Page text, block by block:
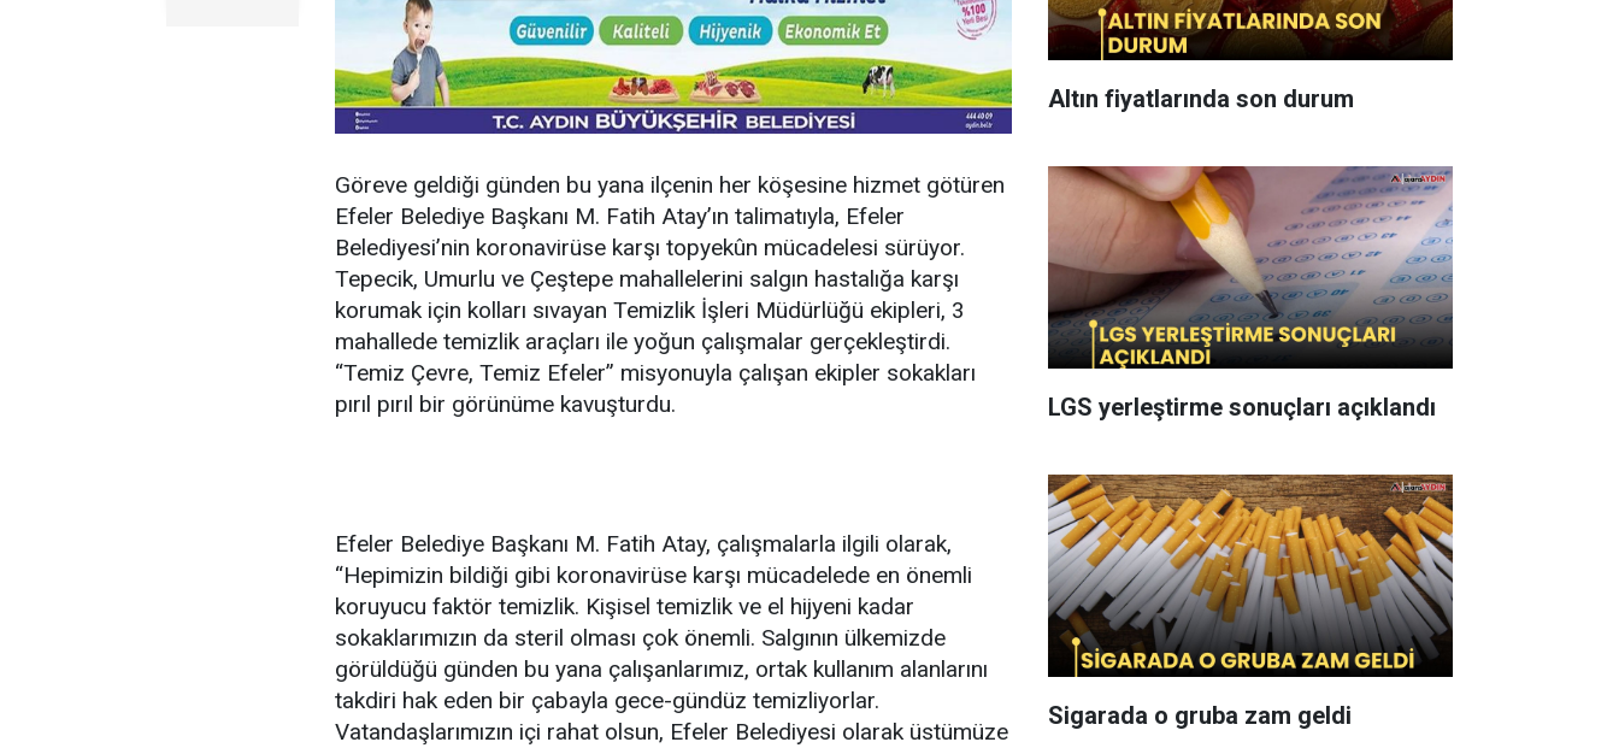
Göreve geldiği günden bu yana ilçenin her köşesine hizmet götüren
Efeler Belediye Başkanı M. Fatih Atay’ın talimatıyla, Efeler
Belediyesi’nin koronavirüse karşı topyekûn mücadelesi sürüyor.
Tepecik, Umurlu ve Çeştepe mahallelerini salgın hastalığa karşı
korumak için kolları sıvayan Temizlik İşleri Müdürlüğü ekipleri, 3
mahallede temizlik araçları ile yoğun çalışmalar gerçekleştirdi.
“Temiz Çevre, Temiz Efeler” misyonuyla çalışan ekipler sokakları
pırıl pırıl bir görünüme kavuşturdu.
Efeler Belediye Başkanı M. Fatih Atay, çalışmalarla ilgili olarak,
“Hepimizin bildiği gibi koronavirüse karşı mücadelede en önemli
koruyucu faktör temizlik. Kişisel temizlik ve el hijyeni kadar
sokaklarımızın da steril olması çok önemli. Salgının ülkemizde
görüldüğü günden bu yana çalışanlarımız, ortak kullanım alanlarını
takdiri hak eden bir çabayla gece-gündüz temizliyorlar.
Vatandaşlarımızın içi rahat olsun, Efeler Belediyesi olarak üstümüze
Altın fiyatlarında son durum
LGS yerleştirme sonuçları açıklandı
Sigarada o gruba zam geldi